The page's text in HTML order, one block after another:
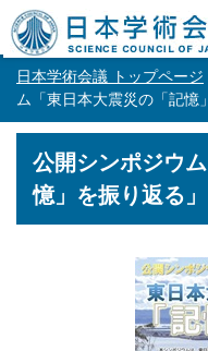
日本学術会議 トップページ
ム「東日本大震災の「記憶
公開シンポジウ
憶」を振り返る」